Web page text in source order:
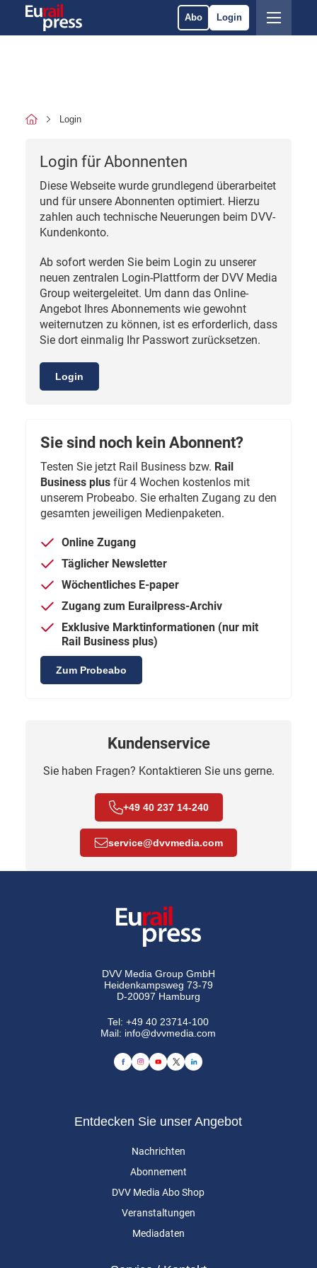
Abo Login
Login
Login für Abonnenten
Diese Webseite wurde grundlegend überarbeitet
und für unsere Abonnenten optimiert. Hierzu
zahlen auch technische Neuerungen beim DVV-
Kundenkonto.
Ab sofort werden Sie beim Login zu unserer
neuen zentralen Login-Plattform der DVV Media
Group weitergeleitet. Um dann das Online-
Angebot Ihres Abonnements wie gewohnt
weiternutzen zu können, ist es erforderlich, dass
Sie dort einmalig Ihr Passwort zurücksetzen.
Login
Sie sind noch kein Abonnent?
Testen Sie jetzt Rail Business bzw. Rail
Business plus für 4 Wochen kostenlos mit
unserem Probeabo. Sie erhalten Zugang zu den
gesamten jeweiligen Medienpaketen.
Online Zugang
Täglicher Newsletter
Wöchentliches E-paper
Zugang zum Eurailpress-Archiv
Exklusive Marktinformationen (nur mit
Rail Business plus)
Zum Probeabo
Kundenservice
Sie haben Fragen? Kontaktieren Sie uns gerne.
+49 40 237 14-240
service@dvvmedia.com
DVV Media Group GmbH
Heidenkampsweg 73-79
D-20097 Hamburg
Tel:+49 40 23714-100
Mail: info@dvvmedia.com
Entdecken Sie unser Angebot
Nachrichten
Abonnement
DVV Media Abo Shop
Veranstaltungen
Mediadaten